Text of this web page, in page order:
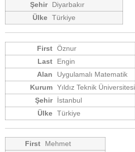
Diyarbakır
Türkiye
Öznur
Engin
Uygulamalı Matematik
Yıldız Teknik Üniversitesi
İstanbul
Türkiye
Mehmet